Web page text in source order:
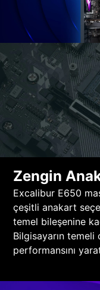
Zengin
Excalibur E650
çeşitli anakart
temel bileşenine
Bilgisayarın temeli
performansını